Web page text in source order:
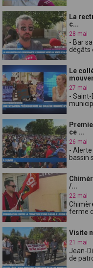
La
c...
28 mai
- Bar
dégâts
Le
27 mai
- Saint-
ce ...
26 mai
-
bassin
/...
22 mai
ferme
Visite
21 mai
Jean-
de